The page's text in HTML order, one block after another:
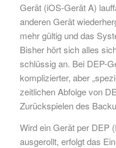
Gerät (iOS-Gerät A)
anderen Gerät
mehr gültig und das
Bisher hört sich alles
schlüssig an. Bei DEP-
komplizierter, aber
zeitlichen Abfolge von
Zurückspielen des
Wird ein Gerät per DEP
ausgerollt, erfolgt das